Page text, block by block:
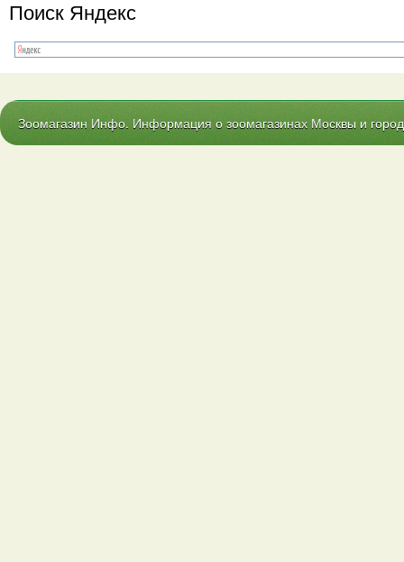
Поиск Яндекс
Зоомагазин Инфо. Информация о зоомагазинах Москвы и